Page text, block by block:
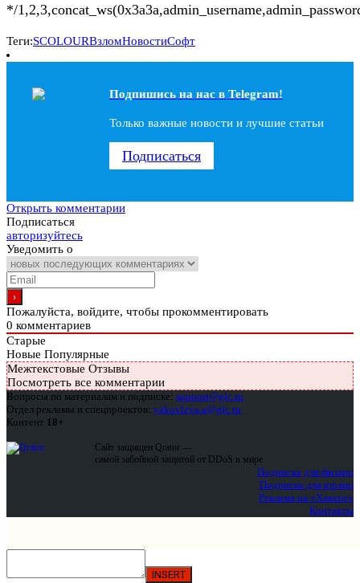
*/
Теги:SCOLOURВзломНовостиСофт
Подпишись на наc в Telegram!
Только важные новости и лучшие статьи
Подписаться
Открыть комментарии
Подписаться
авторизуйтесь
Уведомить о
Пожалуйста, войдите, чтобы прокомментировать
0 комментариев
Старые
Новые Популярные
Межтекстовые Отзывы
Посмотреть все комментарии
Вопросы по материалам и подписке: support@glc.ru
Отдел рекламы и спецпроектов: yakovleva.a@glc.ru
Контент 18+
Сайт защищен Qrator —
самой забойной защитой от DDoS в мире
Подписка для физлиц
Подписка для юрлиц
Реклама на «Хакере»
Контакты
INSERT